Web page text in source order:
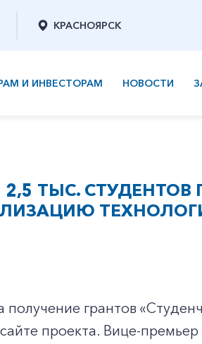
КРАСНОЯРСК
И ИНВЕСТОРАМ НОВОСТИ
ТЫС. СТУДЕНТОВ
грантов
проекта. Вице-